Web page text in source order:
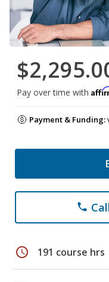
Pay over time with
Payment & Funding:
phone
schedule 191 course hrs